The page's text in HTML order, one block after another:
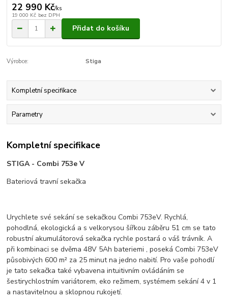
22 990 Kč/ks
19 000 Kč bez DPH
Přidat do košíku
Výrobce: Stiga
Kompletní specifikace
Parametry
Kompletní specifikace
STIGA - Combi 753e V
Bateriová travní sekačka
Urychlete své sekání se sekačkou Combi 753eV. Rychlá,
pohodlná, ekologická a s velkorysou šířkou záběru 51 cm se tato
robustní akumulátorová sekačka rychle postará o váš trávník. A
při kombinaci se dvěma 48V 5Ah bateriemi , poseká Combi 753eV
působivých 600 m² za 25 minut na jedno nabití. Pro vaše pohodlí
je tato sekačka také vybavena intuitivním ovládáním se
šestirychlostním variátorem, eko režimem, systémem sekání 4 v 1
a nastavitelnou a sklopnou rukojetí.